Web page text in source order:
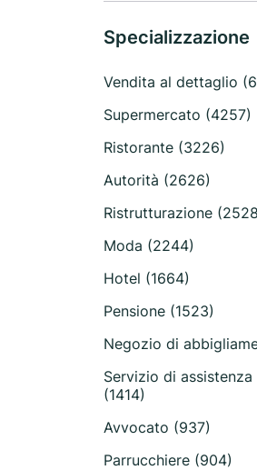
Specializzazione
Vendita al dettaglio
Supermercato (4257)
Ristorante (3226)
Autorità (2626)
Ristrutturazione
Moda (2244)
Hotel (1664)
Pensione (1523)
Negozio di
Servizio di
(1414)
Avvocato (937)
Parrucchiere (904)